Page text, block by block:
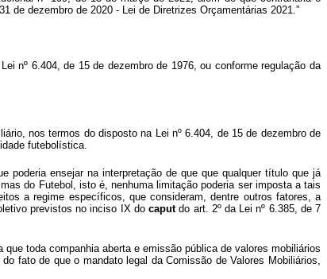
de dezembro de 2020 - Lei de Diretrizes Orçamentárias 2021.”
nº 6.404, de 15 de dezembro de 1976, ou conforme regulação da
nos termos do disposto na Lei nº 6.404, de 15 de dezembro de
futebolística.
poderia ensejar na interpretação de que que qualquer título que já
do Futebol, isto é, nenhuma limitação poderia ser imposta a tais
a regime específicos, que consideram, dentre outros fatores, a
previstos no inciso IX docaputdo art. 2º da Lei nº 6.385, de 7
toda companhia aberta e emissão pública de valores mobiliários
fato de que o mandato legal da Comissão de Valores Mobiliários,